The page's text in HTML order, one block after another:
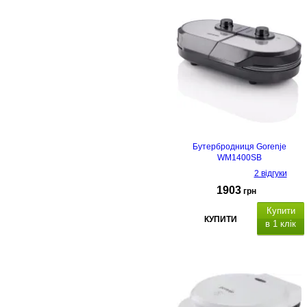
Бутербродниця Gorenje
WM1400SB
2 відгуки
1903 грн
КУПИТИ
Купити
в 1 клік